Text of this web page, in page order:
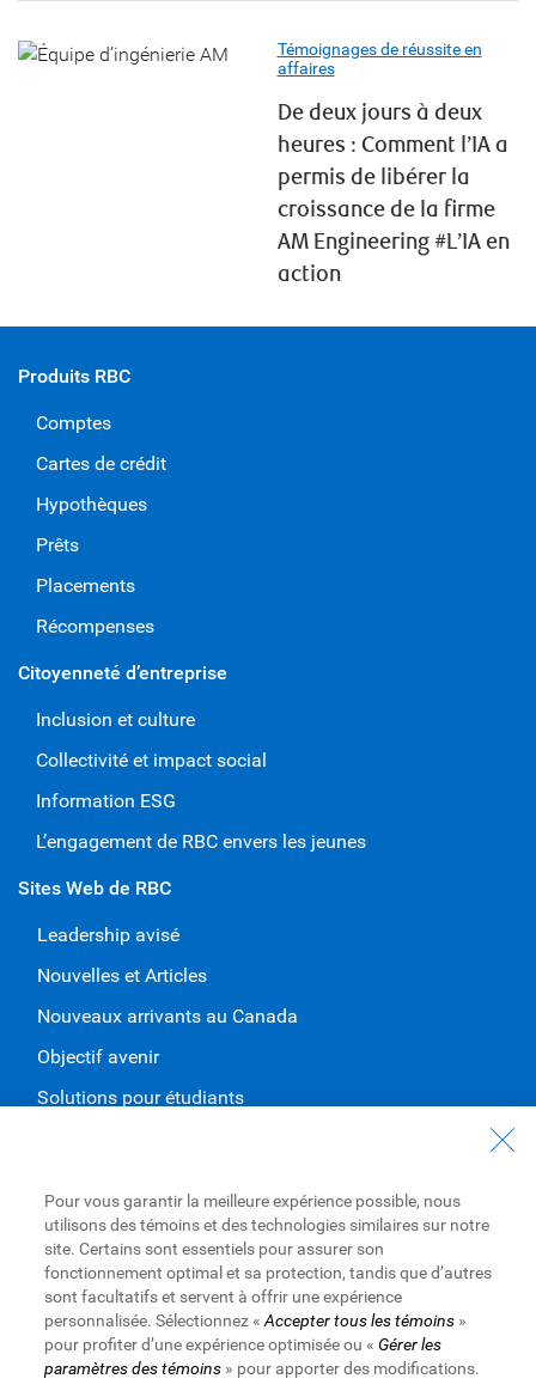
Témoignages de réussite en
affaires
De deux jours à deux
heures : Comment l’IA a
permis de libérer la
croissance de la firme
AM Engineering #L’IA en
action
Produits RBC
Comptes
Cartes de crédit
Hypothèques
Prêts
Placements
Récompenses
Citoyenneté d’entreprise
Inclusion et culture
Collectivité et impact social
Information ESG
L’engagement de RBC envers les jeunes
Sites Web de RBC
Leadership avisé
Nouvelles et Articles
Nouveaux arrivants au Canada
Objectif avenir
Solutions pour étudiants
Nous joindre
Trouvez une succursale ou un GAB
Prendre un rendez-vous
Royal Bank of Canada Website
Pour vous garantir la meilleure expérience possible, nous
utilisons des témoins et des technologies similaires sur notre
site. Certains sont essentiels pour assurer son
fonctionnement optimal et sa protection, tandis que d’autres
sont facultatifs et servent à offrir une expérience
personnalisée. Sélectionnez « Accepter tous les témoins»
pour profiter d’une expérience optimisée ou « Gérer les
paramètres des témoins» pour apporter des modifications.